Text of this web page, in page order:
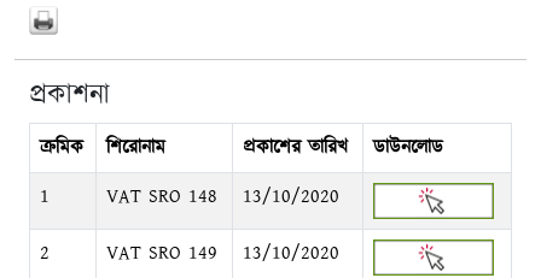
প্রকাশনা
ক্রমিক শিরোনাম প্রকাশের তারিখ
ডাউনলোড
1
VAT SRO 148 13/10/2020
2 VAT SRO 149 13/10/2020